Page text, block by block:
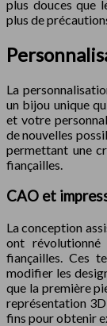
plus douces que
plus de
La
un bijou unique
et votre
de nouvelles
permettant une
fiançailles.
CAO et
La conception
ont
fiançailles. Ces
modifier les
que la première
représentation
fins pour obtenir